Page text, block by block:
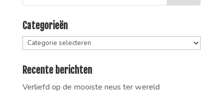
Categorieën
Categorieën
Recente berichten
Verliefd op de mooiste neus ter wereld